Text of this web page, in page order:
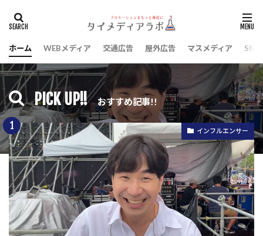
ホーム WEBメディア 交通広告 屋外広告 マスメディア SNS
PICK UP!! おすすめ記事!!
インフルエンサー
タグ
BTS MRT Youtuber
イベント
インフルエンサー
ウェブメディア
デザイン
ノベルティ
フリーペーパー
レポート
印刷
日本旅行 歌手 美容
芸能人
集客
検索